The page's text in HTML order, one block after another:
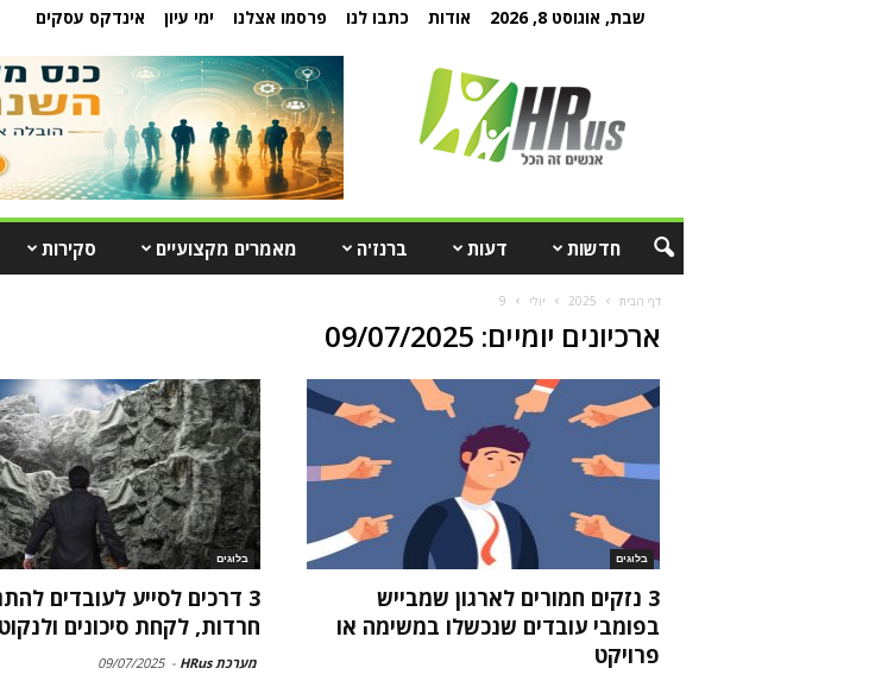
שבת, אוגוסט 8, 2026 אודות כתבו לנו פרסמו אצלנו ימי עיון אינדקס עסקים
חדשות דעות ברנז'ה מאמרים מקצועיים סקירות
דף הבית 2025 יולי 9
ארכיונים יומיים: 09/07/2025
בלוגים
3 נזקים חמורים לארגון שמבייש
בפומבי עובדים שנכשלו במשימה או
פרויקט
בלוגים
3 דרכים לסייע לעובדים
חרדות, לקחת סיכונים
מערכת HRus -
09/07/2025